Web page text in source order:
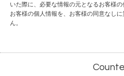
いた際に、必要な情報の元となるお客様の
お客様の個人情報を、お客様の同意なし
ん。